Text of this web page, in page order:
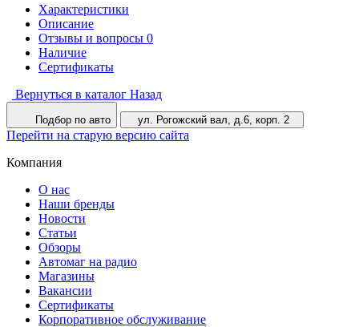
Характеристики
Описание
Отзывы и вопросы 0
Наличие
Сертификаты
Вернуться в каталог Назад
Подбор по авто ул. Рогожский вал, д.6, корп. 2
Перейти на старую версию сайта
Компания
О нас
Наши бренды
Новости
Статьи
Обзоры
Автомаг на радио
Магазины
Вакансии
Сертификаты
Корпоративное обслуживание